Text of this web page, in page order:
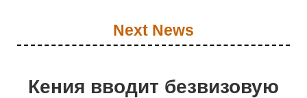
Next News
Кения вводит безвизовую